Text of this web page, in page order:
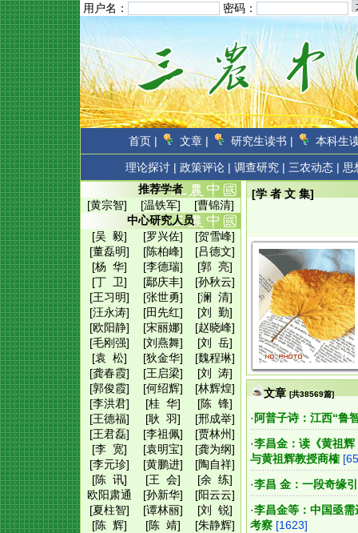
用户名： 密码：
首页 | 文章 | 研究生读书 | 本科生
理论探讨 | 政策评论 | 调查研究 | 三农动态 | 思
[学 者 文 集]
文章 [共38569篇]
· 阿普子诗：江西“
·李昌金：读《黄祖
与黄祖辉教授商榷
·李昌 金：一段奇缘
·李昌金等：中国亟
考察 [1623]
推荐学者
[黄宗智]
[温铁军]
[曹锦清]
中心研究人员
[吴 毅]
[罗兴佐]
[贺雪峰]
[董磊明]
[陈柏峰]
[吕德文]
[杨 华]
[李德瑞]
[郭 亮]
[丁 卫]
[鄢庆丰]
[孙秋云]
[王习明]
[张世勇]
[澜 清]
[汪永涛]
[田先红]
[刘 勤]
[欧阳静]
[宋丽娜]
[赵晓峰]
[毛刚强]
[刘燕舞]
[刘 岳]
[袁 松]
[狄金华]
[魏程琳]
[龚春霞]
[王启梁]
[刘 涛]
[郭俊霞]
[何绍辉]
[林辉煌]
[李洪君]
[桂 华]
[陈 锋]
[王德福]
[耿 羽]
[邢成举]
[王君磊]
[李祖佩]
[贾林州]
[李 宽]
[袁明宝]
[龚为纲]
[李元珍]
[黄鹏进]
[陶自祥]
[陈 讯]
[王 会]
[余 练]
欧阳肃通
[孙新华]
[阳云云]
[夏柱智]
[谭林丽]
[刘 锐]
[陈 辉]
[陈 靖]
[朱静辉]